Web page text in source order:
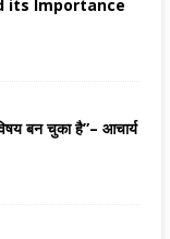
its Importance
बन चुका है”– आचार्य